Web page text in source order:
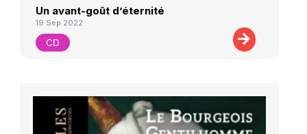
Un avant-goût d’éternité
19 Sep 2022
CD